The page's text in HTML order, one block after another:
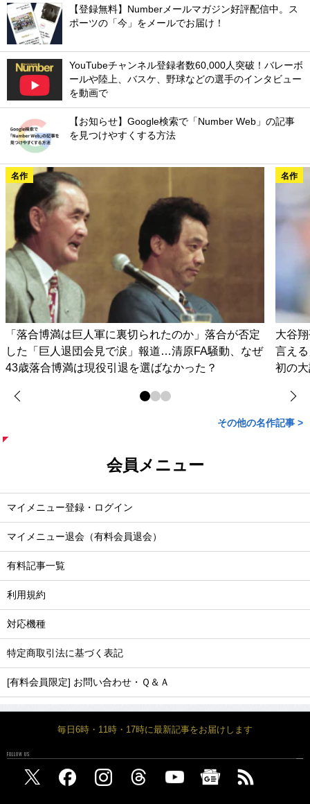
【登録無料】Numberメールマガジン好評配信中。ス
ポーツの「今」をメールでお届け！
YouTubeチャンネル登録者数60,000人突破！バレーボ
ールや陸上、バスケ、野球などの選手のインタビュー
を動画で
【お知らせ】Google検索で「Number Web」の記事
を見つけやすくする方法
名作
「落合博満は巨人軍に裏切られたのか」落合が否定
した「巨人退団会見で涙」報道…清原FA騒動、なぜ
43歳落合博満は現役引退を選ばなかった？
名作
大谷
言え
初の
その他の名作記事 >
会員メニュー
マイメニュー登録・ログイン
マイメニュー退会（有料会員退会）
有料記事一覧
利用規約
対応機種
特定商取引法に基づく表記
[有料会員限定] お問い合わせ・Ｑ＆Ａ
毎日6時・11時・17時に最新記事をお届けします
FOLLOW US